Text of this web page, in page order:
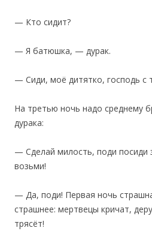
— Кто сидит?
— Я батюшка, — дурак.
— Сиди, моё дитятко, господь с
На третью ночь надо среднему
дурака:
— Сделай милость, поди посиди
возьми!
— Да, поди! Первая ночь
страшнее: мертвецы кричат,
трясёт!